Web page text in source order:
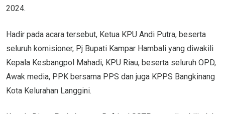
2024.
Hadir pada acara tersebut, Ketua KPU Andi Putra, beserta
seluruh komisioner, Pj Bupati Kampar Hambali yang diwakili
Kepala Kesbangpol Mahadi, KPU Riau, beserta seluruh OPD,
Awak media, PPK bersama PPS dan juga KPPS Bangkinang
Kota Kelurahan Langgini.